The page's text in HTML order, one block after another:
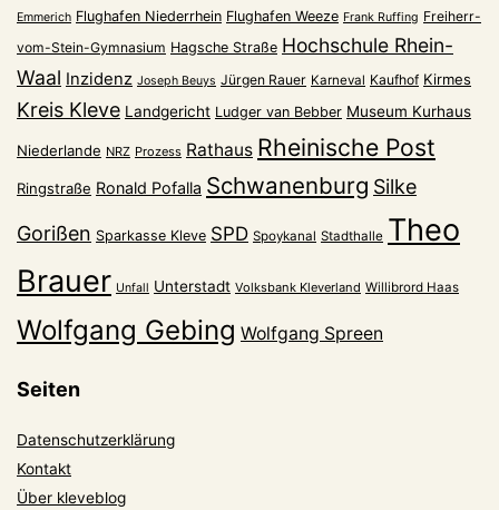
Emmerich Flughafen Niederrhein Flughafen Weeze Frank Ruffing Freiherr-
vom-Stein-Gymnasium Hagsche Straße Hochschule Rhein-
Waal Inzidenz Joseph Beuys Jürgen Rauer Karneval Kaufhof Kirmes
Kreis Kleve Landgericht Ludger van Bebber Museum Kurhaus
Niederlande NRZ Prozess Rathaus Rheinische Post
Ringstraße Ronald Pofalla Schwanenburg Silke
Gorißen Sparkasse Kleve SPD Spoykanal Stadthalle Theo
Brauer Unfall Unterstadt Volksbank Kleverland Willibrord Haas
Wolfgang Gebing Wolfgang Spreen
Seiten
Datenschutzerklärung
Kontakt
Über kleveblog